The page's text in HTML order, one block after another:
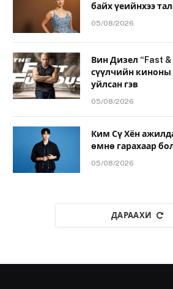
байх үеийнхээ
05/08/2026
Вин Дизел “Fast
сүүлчийн
уйлсан гэв
05/08/2026
Ким Сү Хён
өмнө гарахаар
05/08/2026
ДАРААХИ